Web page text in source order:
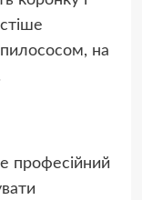
на
професійний